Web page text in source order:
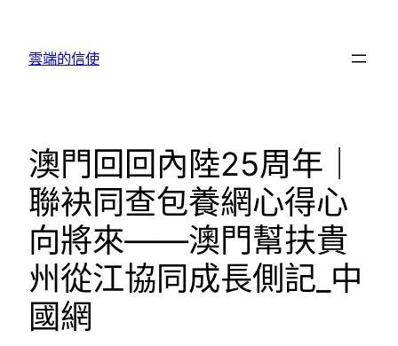
雲端的信使
澳門回回內陸25周年｜
聯袂同查包養網心得心
向將來——澳門幫扶貴
州從江協同成長側記_中
國網